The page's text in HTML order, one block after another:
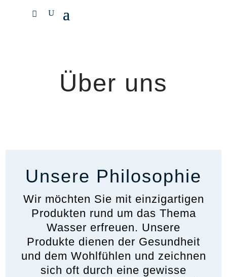
Über uns
Unsere Philosophie
Wir möchten Sie mit einzigartigen
Produkten rund um das Thema
Wasser erfreuen. Unsere
Produkte dienen der Gesundheit
und dem Wohlfühlen und zeichnen
sich oft durch eine gewisse